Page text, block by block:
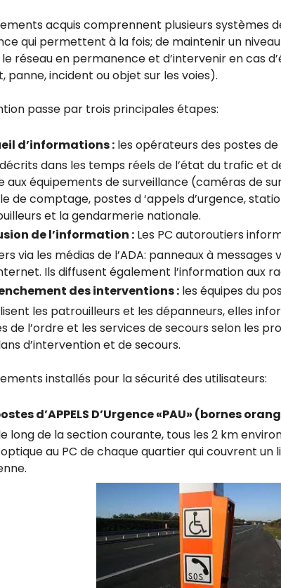
acquis comprennent plusieurs systèmes
qui permettent à la fois; de maintenir un
réseau en permanence et d’intervenir en cas
panne, incident ou objet sur les voies).
passe par trois principales étapes:
d’informations : les opérateurs des postes
dans les temps réels de l’état du trafic et
aux équipements de surveillance (caméras de
de comptage, postes d ‘appels d’urgence,
et la gendarmerie nationale.
de l’information : Les PC autoroutiers
via les médias de l’ADA: panneaux à messages
Ils diffusent également l’information aux
des interventions : les équipes du
les patrouilleurs et les dépanneurs, elles
de l’ordre et les services de secours selon les
d’intervention et de secours.
installés pour la sécurité des utilisateurs:
d’APPELS D’Urgence «PAU» (bornes
long de la section courante, tous les 2 km
au PC de chaque quartier qui couvrent un